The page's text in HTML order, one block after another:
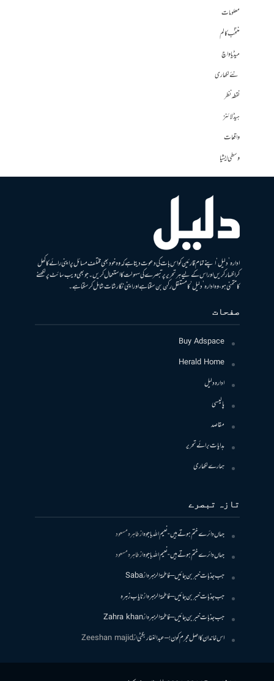
معلومات
منتخب کالم
میڈیا واچ
نئے لکھاری
نقطہ نظر
ہیڈلائنز
واقعات
وسطی ایشیا
ادارہ ’دلیل‘ اپنے تمام قارئین کو اس بات کی دعوت دیتا ہے کہ وہ خود بھی مختلف مسائل پر اپنی رائے کا کھل
کر اظہار کریں اور اس کے لیے ہر تحریر پر تبصرے کی سہولت کا استعمال کریں۔ جو بھی ویب سائٹ پر لکھنے
کا متمنی ہو، وہ ادارہ ’دلیل‘ کا مستقل رکن بن سکتا ہے اور اپنی نگارشات شامل کرسکتا ہے۔
صفحات
Buy Adspace
Herald Home
ادارہ دلیل
پالیسی
مقاصد
ہدایات برائے تحریر
ہمارے لکھاری
تازہ تبصرے
جہاں دائرے ختم ہوتے ہیں- نعیم اللہ باجوہازطاہرہ مسعود
جہاں دائرے ختم ہوتے ہیں- نعیم اللہ باجوہازطاہرہ مسعود
جب جذبات خبر بن جائیں – فاطمۃالزہرہازSaba
جب جذبات خبر بن جائیں – فاطمۃالزہرہازنایاب زہرہ
جب جذبات خبر بن جائیں – فاطمۃالزہرہازZahra khan
اس خاندان کا اصل مجرم کون! – عبدالغفار بگٹیازZeeshan majid